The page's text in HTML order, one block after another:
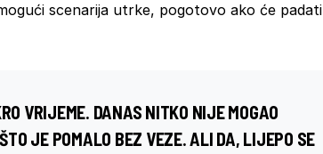
scenarija utrke, pogotovo ako će padati
VRIJEME. DANAS NITKO NIJE MOGAO
JE POMALO BEZ VEZE. ALI DA, LIJEPO SE